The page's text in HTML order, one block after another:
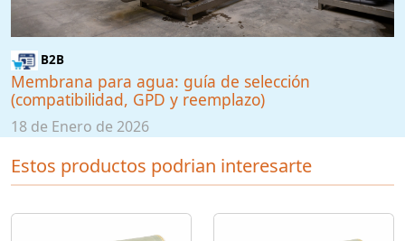
B2B
Membrana para agua: guía de selección
(compatibilidad, GPD y reemplazo)
18 de Enero de 2026
Estos productos podrian interesarte